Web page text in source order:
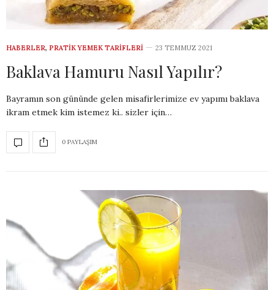
HABERLER, PRATIK YEMEK TARIFLERI 23 TEMMUZ 2021
Baklava Hamuru Nasıl Yapılır?
Bayramın son gününde gelen misafirlerimize ev yapımı baklava
ikram etmek kim istemez ki.. sizler için…
0 PAYLAŞIM